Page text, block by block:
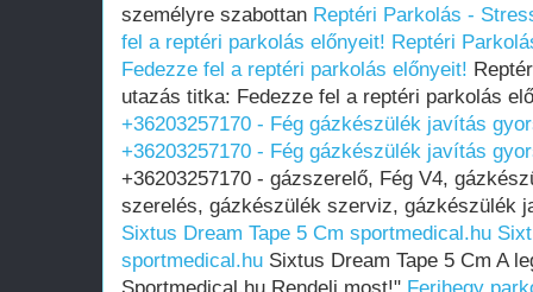
személyre szabottan Reptéri Parkolás -
fel a reptéri parkolás előnyeit! Reptéri
Fedezze fel a reptéri parkolás előnyeit!
utazás titka: Fedezze fel a reptéri parkolás
+36203257170 - Fég gázkészülék javítás
+36203257170 - Fég gázkészülék javítás
+36203257170 - gázszerelő, Fég V4,
szerelés, gázkészülék szerviz, gázkészülék
Sixtus Dream Tape 5 Cm sportmedical.hu
sportmedical.hu Sixtus Dream Tape 5 Cm A